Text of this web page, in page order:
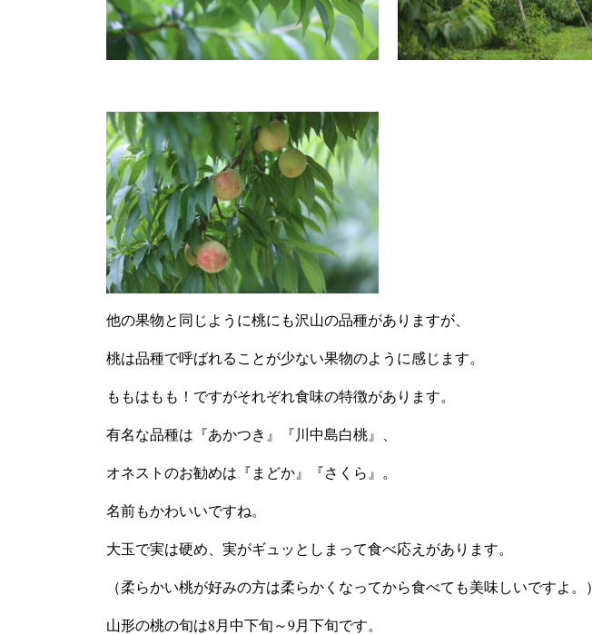
他の果物と同じように桃にも沢山の品種がありますが、
桃は品種で呼ばれることが少ない果物のように感じます。
ももはもも！ですがそれぞれ食味の特徴があります。
有名な品種は『あかつき』『川中島白桃』、
オネストのお勧めは『まどか』『さくら』。
名前もかわいいですね。
大玉で実は硬め、実がギュッとしまって食べ応えがあります。
（柔らかい桃が好みの方は柔らかくなってから食べても美味しいですよ。）
山形の桃の旬は8月中下旬～9月下旬です。